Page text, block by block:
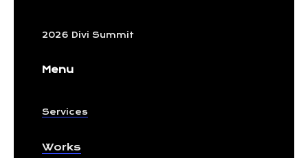
2026 Divi Summit
Menu
Services
Works